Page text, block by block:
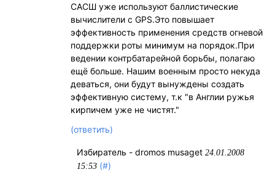
САСШ уже используют баллистические
вычислители с GPS.Это повышает
эффективность применения средств огневой
поддержки роты минимум на порядок.При
ведении контрбатарейной борьбы, полагаю
ещё больше. Нашим военным просто некуда
деваться, они будут вынуждены создать
эффективную систему, т.к "в Англии ружья
кирпичем уже не чистят."
(ответить)
Избиратель - dromos musaget 24.01.2008
15:53 (#)